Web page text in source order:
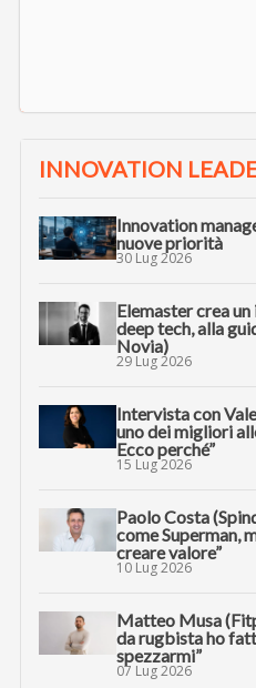
INNOVATION
Innovation
nuove priorità
30 Lug 2026
Elemaster crea
deep tech, alla
Novia)
29 Lug 2026
Intervista con
uno dei migliori
Ecco perché”
15 Lug 2026
Paolo Costa
come Superman,
creare valore”
10 Lug 2026
Matteo Musa
da rugbista ho
spezzarmi”
07 Lug 2026